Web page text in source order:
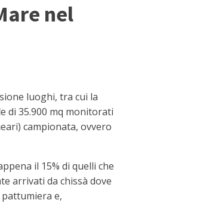
nel
luoghi, tra cui la
di 35.900 mq monitorati
campionata, ovvero
il 15% di quelli che
arrivati da chissà dove
e,